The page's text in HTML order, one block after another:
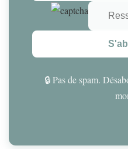
🔒 Pas de spam.